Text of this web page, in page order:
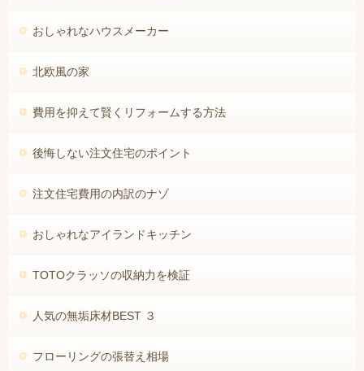
おしゃれなハウスメーカー
北欧風の家
費用を抑えて賢くリフォームする方法
後悔しない注文住宅のポイント
注文住宅費用の内訳のナゾ
おしゃれなアイランドキッチン
TOTOクラッソの収納力を検証
人気の無垢床材BEST ３
フローリングの張替え相場